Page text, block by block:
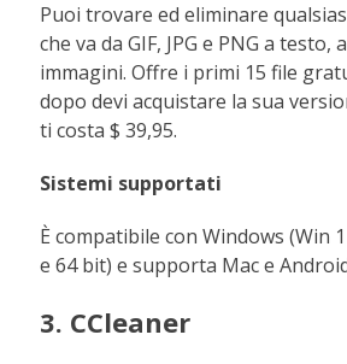
Puoi trovare ed eliminare
che va da GIF, JPG e PNG a testo,
immagini. Offre i primi 15 file
dopo devi acquistare la sua
ti costa $ 39,95.
Sistemi supportati
È compatibile con Windows (Win
e 64 bit) e supporta Mac e
3. CCleaner